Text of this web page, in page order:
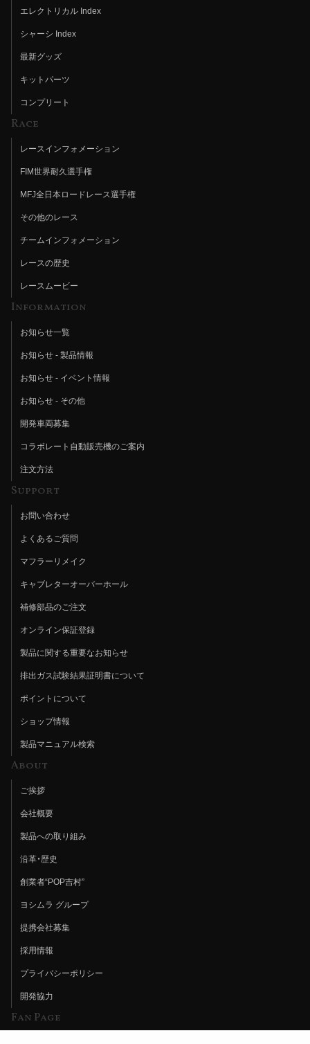
エレクトリカル Index
シャーシ Index
最新グッズ
キットパーツ
コンプリート
Race
レースインフォメーション
FIM世界耐久選手権
MFJ全日本ロードレース選手権
その他のレース
チームインフォメーション
レースの歴史
レースムービー
Information
お知らせ一覧
お知らせ - 製品情報
お知らせ - イベント情報
お知らせ - その他
開発車両募集
コラボレート自動販売機のご案内
注文方法
Support
お問い合わせ
よくあるご質問
マフラーリメイク
キャブレターオーバーホール
補修部品のご注文
オンライン保証登録
製品に関する重要なお知らせ
排出ガス試験結果証明書について
ポイントについて
ショップ情報
製品マニュアル検索
About
ご挨拶
会社概要
製品への取り組み
沿革・歴史
創業者“POP吉村”
ヨシムラ グループ
提携会社募集
採用情報
プライバシーポリシー
開発協力
Fan Page